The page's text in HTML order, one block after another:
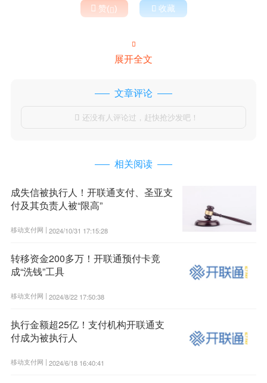
 赞()  收藏

展开全文
文章评论
 还没有人评论过，赶快抢沙发吧！
相关阅读
成失信被执行人！开联通支付、圣亚支
付及其负责人被“限高”
移动支付网 | 2024/10/31 17:15:28
转移资金200多万！开联通预付卡竟
成“洗钱”工具
移动支付网 | 2024/8/22 17:50:38
执行金额超25亿！支付机构开联通支
付成为被执行人
移动支付网 | 2024/6/18 16:40:41